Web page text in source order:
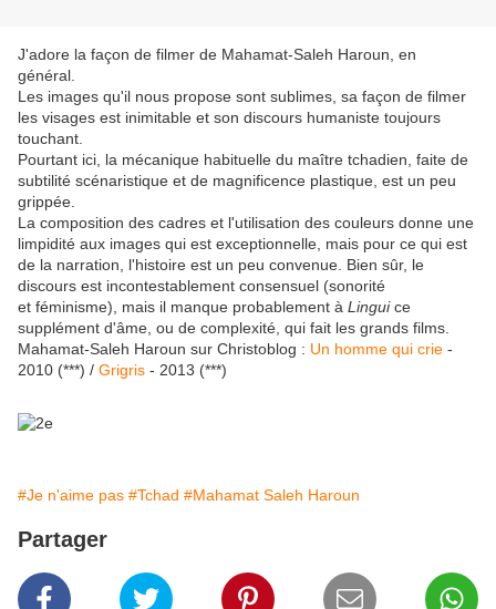
J'adore la façon de filmer de Mahamat-Saleh Haroun, en
général.
Les images qu'il nous propose sont sublimes, sa façon de filmer
les visages est inimitable et son discours humaniste toujours
touchant.
Pourtant ici, la mécanique habituelle du maître tchadien, faite de
subtilité scénaristique et de magnificence plastique, est un peu
grippée.
La composition des cadres et l'utilisation des couleurs donne une
limpidité aux images qui est exceptionnelle, mais pour ce qui est
de la narration, l'histoire est un peu convenue. Bien sûr, le
discours est incontestablement consensuel (sonorité
et féminisme), mais il manque probablement à Linguice
supplément d'âme, ou de complexité, qui fait les grands films.
Mahamat-Saleh Haroun sur Christoblog : Un homme qui crie -
2010 (***) / Grigris - 2013 (***)
#Je n'aime pas #Tchad #Mahamat Saleh Haroun
Partager